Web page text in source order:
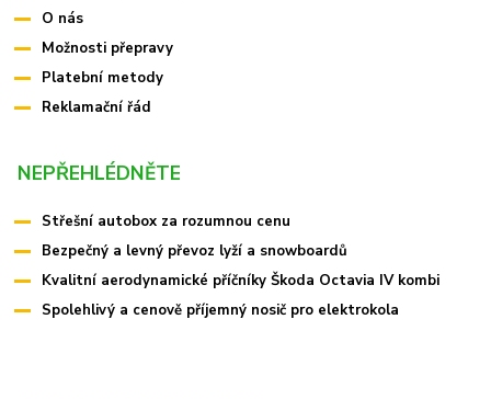
O nás
Možnosti přepravy
Platební metody
Reklamační řád
NEPŘEHLÉDNĚTE
Střešní autobox za rozumnou cenu
Bezpečný a levný převoz lyží a snowboardů
Kvalitní aerodynamické příčníky Škoda Octavia IV kombi
Spolehlivý a cenově příjemný nosič pro elektrokola